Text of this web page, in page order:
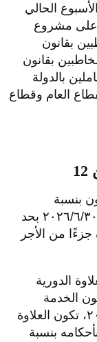
الحالي
على مشروع
بقانون
بقانون
بالدولة
العام وقطاع
بنسبة
(۱۲%) من الأجر الوظيفي لكل منهم في ٢٠٢٦/٦/٣٠ بحد
جزءًا من الأجر
الدورية
(۳۷) من قانون الخدمة
المدنية الصادر بالقانون رقم 81 لسنة ۲۰۱٦، تكون العلاوة
بنسبة